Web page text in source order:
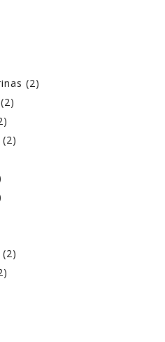
(2)